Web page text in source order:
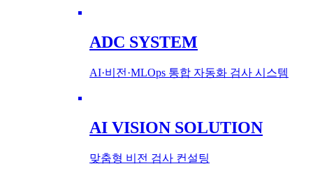
ADC SYSTEM
AI·비전·MLOps 통합 자동화 검사 시스템
AI VISION SOLUTION
맞춤형 비전 검사 컨설팅